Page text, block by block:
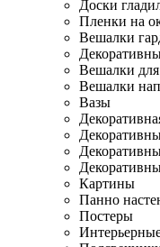
Доски
Пленки на
Вешалки
Вешалки
Вешалки
Вазы
Картины
Панно
Постеры